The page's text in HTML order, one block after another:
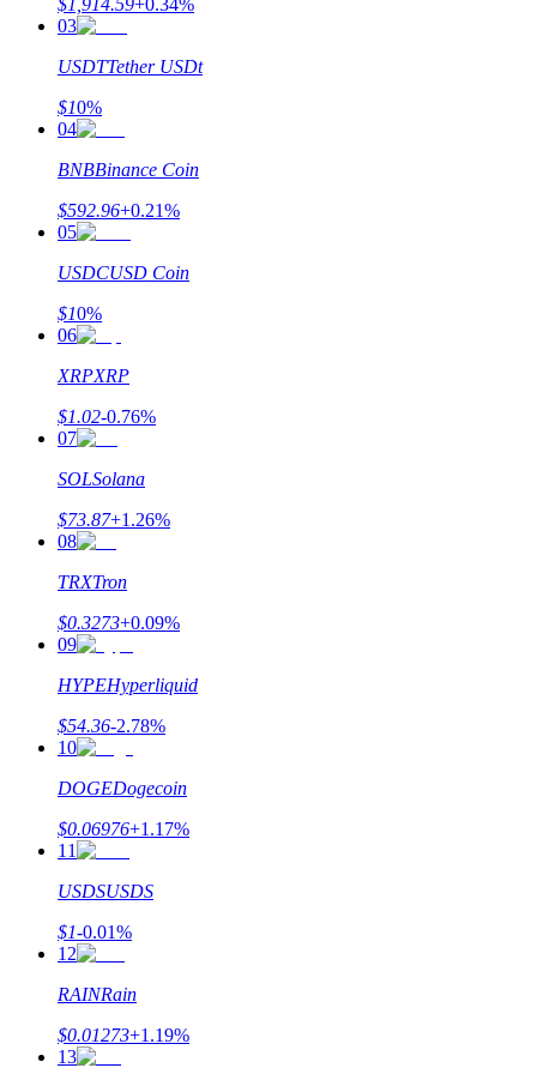
يكسب
خنزير الطاقة
احصل على مكافآت تنافسية يوميًا
التوقيع المساحي
عوائد عالية والوصول الفوري
Launchpool
الرهان المرن لكسب العملات الرقمية الشهيرة
03
USDTTether USDt
$10%
04
BNBBinance Coin
$592.96+0.21%
05
USDCUSD Coin
$10%
06
XRPXRP
$1.02-0.76%
07
SOLSolana
$73.87+1.26%
08
TRXTron
$0.3273+0.09%
09
HYPEHyperliquid
$54.36-2.78%
10
DOGEDogecoin
$0.06976+1.17%
11
USDSUSDS
$1-0.01%
12
RAINRain
$0.01273+1.19%
13